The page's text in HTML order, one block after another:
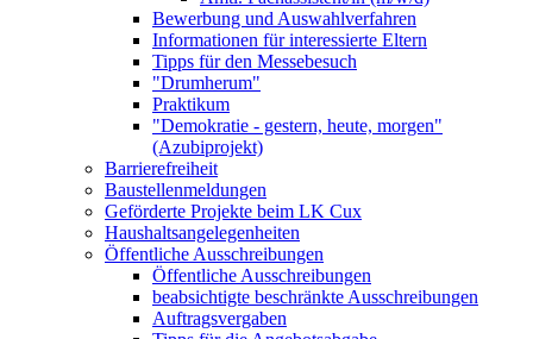
Bewerbung und Auswahlverfahren
Informationen für interessierte Eltern
Tipps für den Messebesuch
"Drumherum"
Praktikum
"Demokratie - gestern, heute, morgen"
(Azubiprojekt)
Barrierefreiheit
Baustellenmeldungen
Geförderte Projekte beim LK Cux
Haushaltsangelegenheiten
Öffentliche Ausschreibungen
Öffentliche Ausschreibungen
beabsichtigte beschränkte Ausschreibungen
Auftragsvergaben